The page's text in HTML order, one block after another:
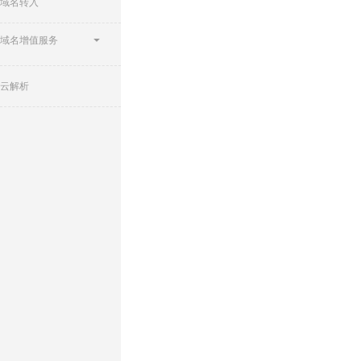
域名转入
域名增值服务
云解析